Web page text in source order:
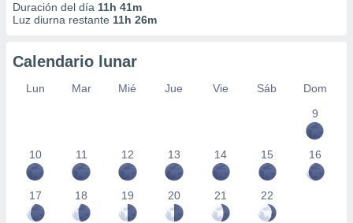
Duración del día 11h 41m
Luz diurna restante 11h 26m
Calendario lunar
Lun Mar Mié Jue Vie Sáb
Dom
9
10 11 12 13 14 15 16
17 18 19 20 21 22